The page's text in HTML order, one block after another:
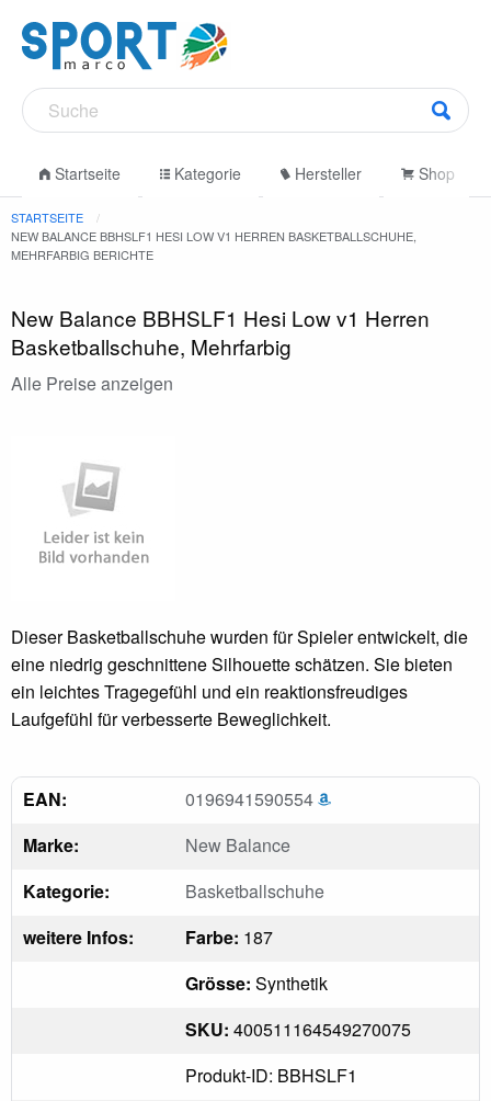
Startseite Kategorie Hersteller Shop
STARTSEITE
NEW BALANCE BBHSLF1 HESI LOW V1 HERREN BASKETBALLSCHUHE,
MEHRFARBIG BERICHTE
New Balance BBHSLF1 Hesi Low v1 Herren
Basketballschuhe, Mehrfarbig
Alle Preise anzeigen
Dieser Basketballschuhe wurden für Spieler entwickelt, die
eine niedrig geschnittene Silhouette schätzen. Sie bieten
ein leichtes Tragegefühl und ein reaktionsfreudiges
Laufgefühl für verbesserte Beweglichkeit.
EAN:
0196941590554
Marke:
New Balance
Kategorie:
Basketballschuhe
weitere Infos:
Farbe: 187
Grösse: Synthetik
SKU: 400511164549270075
Produkt-ID: BBHSLF1